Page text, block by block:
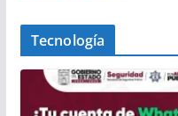
Tecnología